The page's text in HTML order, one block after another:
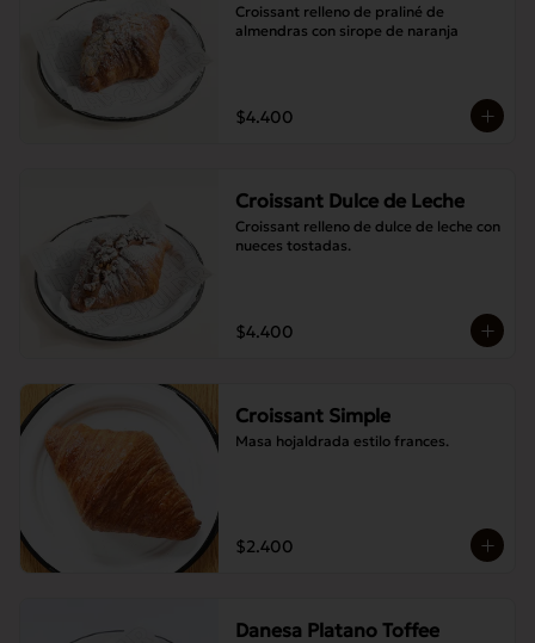
Croissant relleno de praliné de
almendras con sirope de naranja
$4.400
Croissant Dulce de Leche
Croissant relleno de dulce de leche con
nueces tostadas.
$4.400
Croissant Simple
Masa hojaldrada estilo frances.
$2.400
Danesa Platano Toffee